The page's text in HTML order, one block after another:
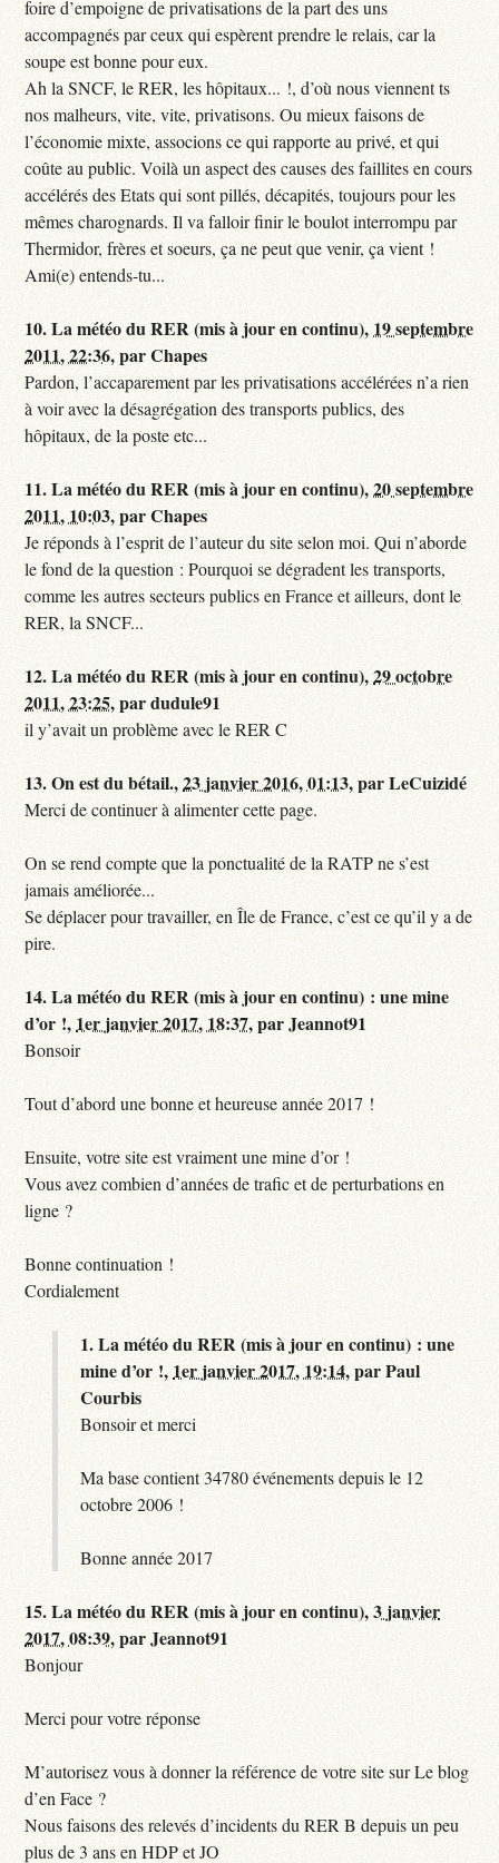
foire d’empoigne de privatisations de la part des uns
accompagnés par ceux qui espèrent prendre le relais, car la
soupe est bonne pour eux.
Ah la SNCF, le RER, les hôpitaux... !, d’où nous viennent ts
nos malheurs, vite, vite, privatisons. Ou mieux faisons de
l’économie mixte, associons ce qui rapporte au privé, et qui
coûte au public. Voilà un aspect des causes des faillites en cours
accélérés des Etats qui sont pillés, décapités, toujours pour les
mêmes charognards. Il va falloir finir le boulot interrompu par
Thermidor, frères et soeurs, ça ne peut que venir, ça vient !
Ami(e) entends-tu...
10.La météo du RER (mis à jour en continu), 19 septembre
2011, 22:36,parChapes
Pardon, l’accaparement par les privatisations accélérées n’a rien
à voir avec la désagrégation des transports publics, des
hôpitaux, de la poste etc...
11.La météo du RER (mis à jour en continu),20 septembre
2011, 10:03,parChapes
Je réponds à l’esprit de l’auteur du site selon moi. Qui n’aborde
le fond de la question : Pourquoi se dégradent les transports,
comme les autres secteurs publics en France et ailleurs, dont le
RER, la SNCF...
12.La météo du RER (mis à jour en continu),29 octobre
2011, 23:25,pardudule91
il y’avait un problème avec le RER C
13.On est du bétail.,23 janvier 2016, 01:13,parLeCuizidé
Merci de continuer à alimenter cette page.
On se rend compte que la ponctualité de la RATP ne s’est
jamais améliorée...
Se déplacer pour travailler, en Île de France, c’est ce qu’il y a de
pire.
14.La météo du RER (mis à jour en continu) : une mine
d’or !, 1er janvier 2017, 18:37,parJeannot91
Bonsoir
Tout d’abord une bonne et heureuse année 2017 !
Ensuite, votre site est vraiment une mine d’or !
Vous avez combien d’années de trafic et de perturbations en
ligne ?
Bonne continuation !
Cordialement
1.La météo du RER (mis à jour en continu) : une
mine d’or !, 1er janvier 2017, 19:14,parPaul
Courbis
Bonsoir et merci
Ma base contient 34780 événements depuis le 12
octobre 2006 !
Bonne année 2017
15.La météo du RER (mis à jour en continu),3 janvier
2017, 08:39,parJeannot91
Bonjour
Merci pour votre réponse
M’autorisez vous à donner la référence de votre site sur Le blog
d’en Face ?
Nous faisons des relevés d’incidents du RER B depuis un peu
plus de 3 ans en HDP et JO